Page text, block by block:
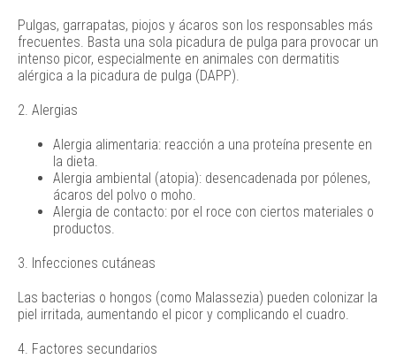
Pulgas, garrapatas, piojos y ácaros son los responsables más
frecuentes. Basta una sola picadura de pulga para provocar un
intenso picor, especialmente en animales con dermatitis
alérgica a la picadura de pulga (DAPP).
2. Alergias
Alergia alimentaria: reacción a una proteína presente en
la dieta.
Alergia ambiental (atopia): desencadenada por pólenes,
ácaros del polvo o moho.
Alergia de contacto: por el roce con ciertos materiales o
productos.
3. Infecciones cutáneas
Las bacterias o hongos (como Malassezia) pueden colonizar la
piel irritada, aumentando el picor y complicando el cuadro.
4. Factores secundarios